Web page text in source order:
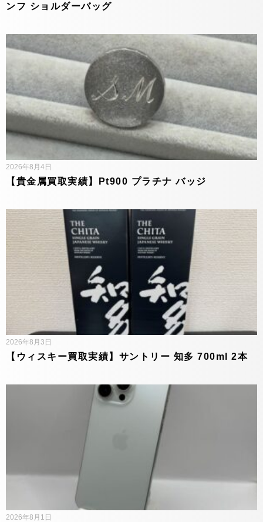
ンフ ショルダーバッグ
【貴金属買取実績】Pt900 プラチナ バッジ
2026年8月4日
【ウィスキー買取実績】サントリー 知多 700ml 2本
2026年8月3日
2026年8月1日